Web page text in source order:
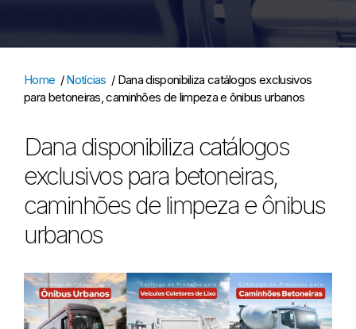
Home /Notícias / Dana disponibiliza catálogos exclusivos
para betoneiras, caminhões de limpeza e ônibus urbanos
Dana disponibiliza catálogos
exclusivos para betoneiras,
caminhões de limpeza e ônibus
urbanos